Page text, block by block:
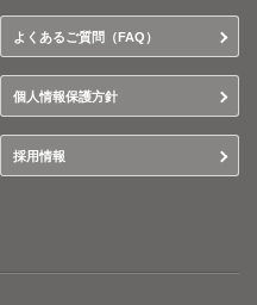
よくあるご質問（FAQ）
個人情報保護方針
採用情報